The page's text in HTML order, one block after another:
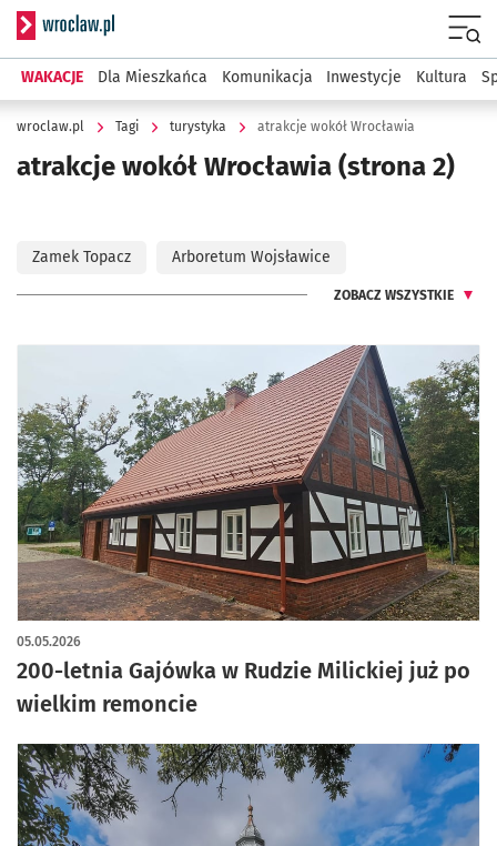
Serwis informacyjny wroclaw.pl
WAKACJE Dla Mieszkańca Komunikacja Inwestycje Kultura
wroclaw.pl Tagi turystyka atrakcje wokół Wrocławia
atrakcje wokół Wrocławia (strona 2)
Zamek Topacz Arboretum Wojsławice
ZOBACZ WSZYSTKIE
200-letnia Gajówka w Rudzie Milickiej już po
wielkim remoncie
05.05.2026